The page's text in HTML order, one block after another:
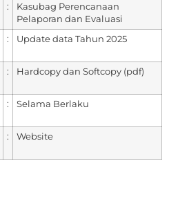
:
Kasubag Perencanaan
Pelaporan dan Evaluasi
: Update data Tahun 2025
: Hardcopy dan Softcopy (pdf)
: Selama Berlaku
: Website